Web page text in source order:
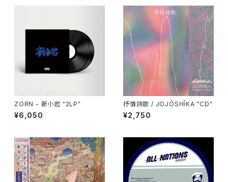
ZORN - 新小岩 "2LP"
¥6,050
抒情詩歌 / JOJŌSHĪKA "CD"
¥2,750